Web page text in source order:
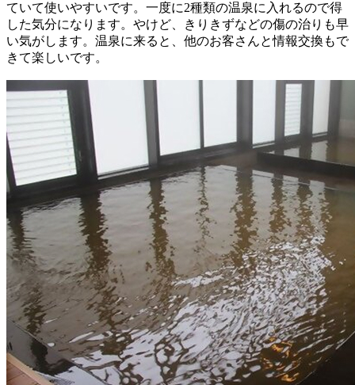
ていて使いやすいです。一度に2種類の温泉に入れるので得
した気分になります。やけど、きりきずなどの傷の治りも早
い気がします。温泉に来ると、他のお客さんと情報交換もで
きて楽しいです。